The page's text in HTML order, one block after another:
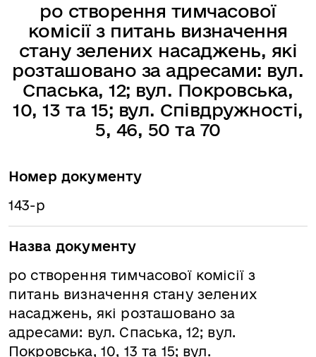
ро створення тимчасової
комісії з питань визначення
стану зелених насаджень, які
розташовано за адресами: вул.
Спаська, 12; вул. Покровська,
10, 13 та 15; вул. Співдружності,
5, 46, 50 та 70
Номер документу
143-р
Назва документу
ро створення тимчасової комісії з
питань визначення стану зелених
насаджень, які розташовано за
адресами: вул. Спаська, 12; вул.
Покровська, 10, 13 та 15; вул.